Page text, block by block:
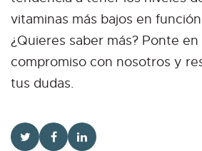
vitaminas más bajos en
¿Quieres saber más? Ponte en
compromiso con nosotros y
tus dudas.